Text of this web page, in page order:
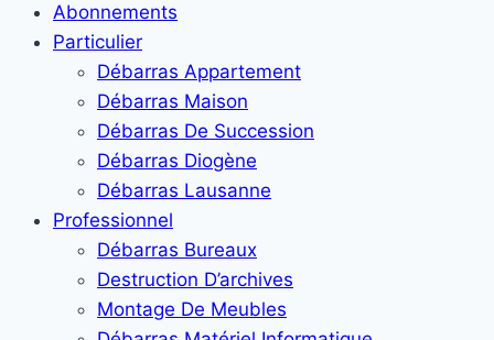
Abonnements
Particulier
Débarras Appartement
Débarras Maison
Débarras De Succession
Débarras Diogène
Débarras Lausanne
Professionnel
Débarras Bureaux
Destruction D’archives
Montage De Meubles